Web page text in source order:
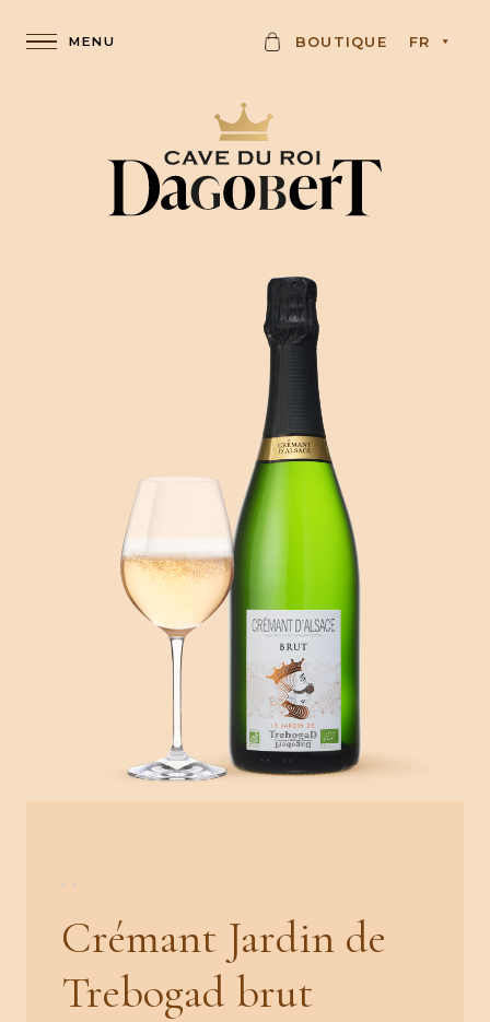
C
R
D
BOUTIQUE FR
, ,
Crémant Jardin de
Trebogad brut